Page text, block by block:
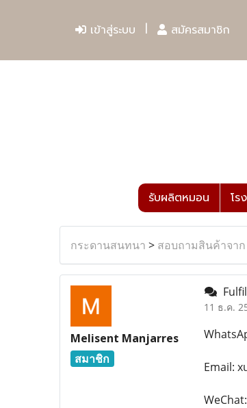
เข้าสู่ระบบ สมัครสมาชิก
รับผลิตหมอน โร
กระดานสนทนา > สอบถามสินค้าจาก
Melisent Manjarres
สมาชิก
11 ธ.ค.
Email: